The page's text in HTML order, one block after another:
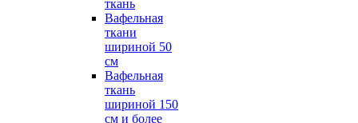
ткань
Вафельная
ткани
шириной 50
см
Вафельная
ткань
шириной 150
см и более